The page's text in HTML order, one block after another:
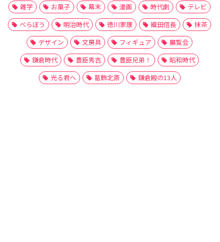
雑学
お菓子 幕末 漫画 時代劇
テレビ
べらぼう
明治時代 徳川家康 織田信長
抹茶
デザイン
文房具 フィギュア
展覧会
鎌倉時代
豊臣秀吉 豊臣兄弟！
昭和時代
光る君へ
葛飾北斎 鎌倉殿の13人